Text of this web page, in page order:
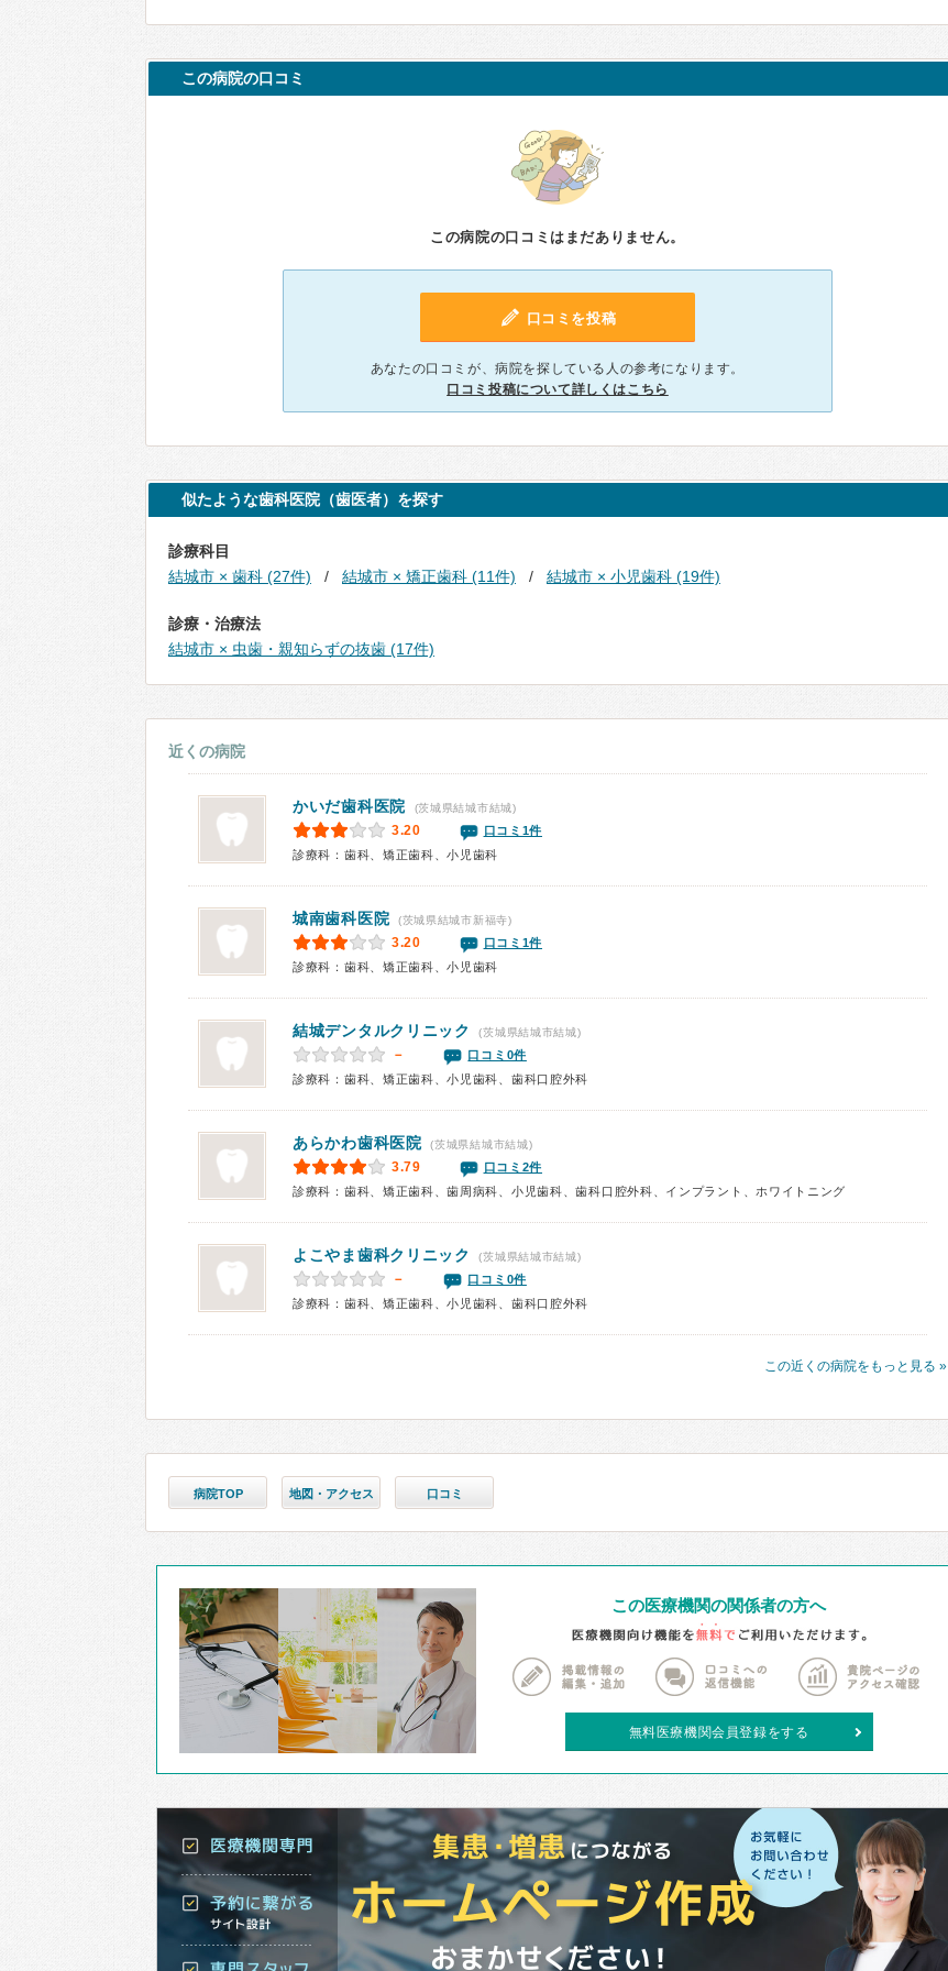
この病院の口コミ
この病院の口コミはまだありません。
口コミを投稿
あなたの口コミが、病院を探している人の参考になります。
口コミ投稿について詳しくはこちら
似たような歯科医院（歯医者）を探す
診療科目
結城市 × 歯科 (27件)
結城市 × 矯正歯科 (11件) 結城市 × 小児歯科 (19件)
診療・治療法
結城市 × 虫歯・親知らずの抜歯 (17件)
近くの病院
かいだ歯科医院 (茨城県結城市結城)
3.20
口コミ1件
診療科：歯科、矯正歯科、小児歯科
城南歯科医院 (茨城県結城市新福寺)
3.20
口コミ1件
診療科：歯科、矯正歯科、小児歯科
結城デンタルクリニック (茨城県結城市結城)
－
口コミ0件
診療科：歯科、矯正歯科、小児歯科、歯科口腔外科
あらかわ歯科医院 (茨城県結城市結城)
3.79
口コミ2件
診療科：歯科、矯正歯科、歯周病科、小児歯科、歯科口腔外科、インプラント、ホワイトニング
よこやま歯科クリニック (茨城県結城市結城)
－
口コミ0件
診療科：歯科、矯正歯科、小児歯科、歯科口腔外科
この近くの病院をもっと見る »
病院TOP 地図・アクセス 口コミ
この医療機関の関係者の方へ
無料医療機関会員登録をする